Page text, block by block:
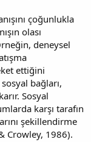
çoğunlukla
olası
deneysel
ettiğini
bağları,
Sosyal
karşı tarafın
şekillendirme
Crowley, 1986).